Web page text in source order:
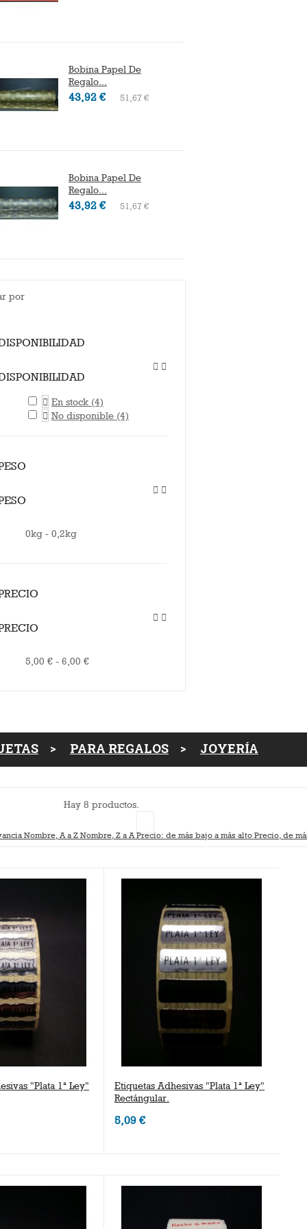
Bobina Papel De
Regalo...
43,92 € 51,67 €
Bobina Papel De
Regalo...
43,92 € 51,67 €
por
 
 En stock (4)
 No disponible (4)
 
0kg - 0,2kg
 
5,00 € - 6,00 €
PARA REGALOS JOYERÍA
Hay 8 productos.
Nombre, A a Z Nombre, Z a APrecio: de más bajo a más alto Precio, de
"Plata 1ª Ley"
Etiquetas Adhesivas "Plata 1ª Ley"
Rectángular.
5,09 €